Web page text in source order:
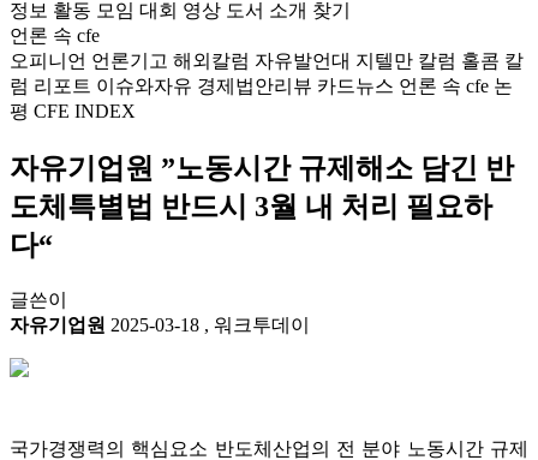
정보 활동 모임 대회 영상 도서 소개 찾기
언론 속 cfe
오피니언 언론기고 해외칼럼 자유발언대 지텔만 칼럼 홀콤 칼
럼 리포트 이슈와자유 경제법안리뷰 카드뉴스 언론 속 cfe 논
평 CFE INDEX
자유기업원 ”노동시간 규제해소 담긴 반
도체특별법 반드시 3월 내 처리 필요하
다“
글쓴이
자유기업원 2025-03-18 , 워크투데이
국가경쟁력의 핵심요소 반도체산업의 전 분야 노동시간 규제